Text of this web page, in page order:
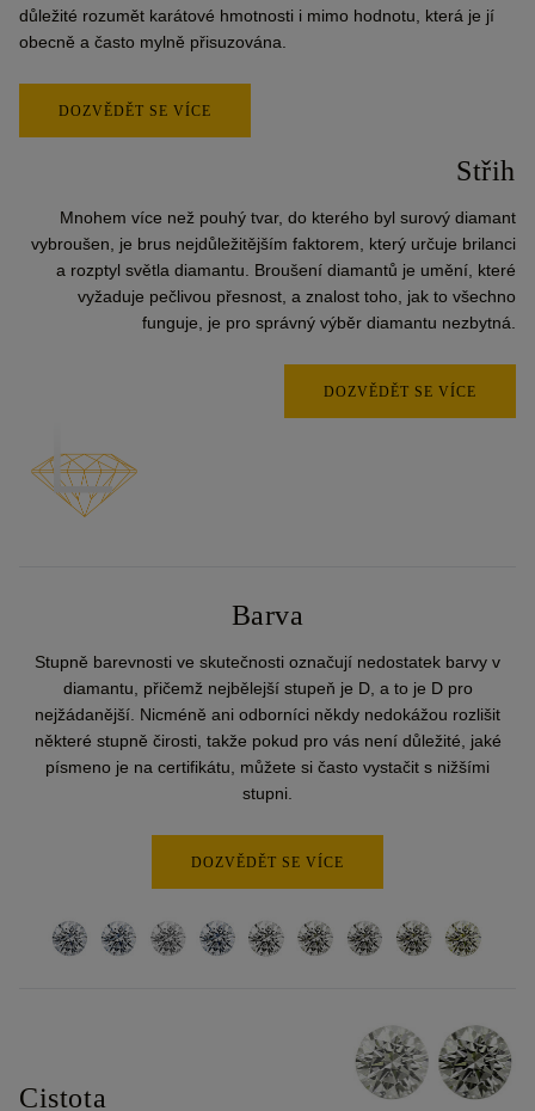
důležité rozumět karátové hmotnosti i mimo hodnotu, která je jí
obecně a často mylně přisuzována.
DOZVĚDĚT SE VÍCE
Střih
Mnohem více než pouhý tvar, do kterého byl surový diamant
vybroušen, je brus nejdůležitějším faktorem, který určuje brilanci
a rozptyl světla diamantu. Broušení diamantů je umění, které
vyžaduje pečlivou přesnost, a znalost toho, jak to všechno
funguje, je pro správný výběr diamantu nezbytná.
DOZVĚDĚT SE VÍCE
Barva
Stupně barevnosti ve skutečnosti označují nedostatek barvy v
diamantu, přičemž nejbělejší stupeň je D, a to je D pro
nejžádanější. Nicméně ani odborníci někdy nedokážou rozlišit
některé stupně čirosti, takže pokud pro vás není důležité, jaké
písmeno je na certifikátu, můžete si často vystačit s nižšími
stupni.
DOZVĚDĚT SE VÍCE
Cistota